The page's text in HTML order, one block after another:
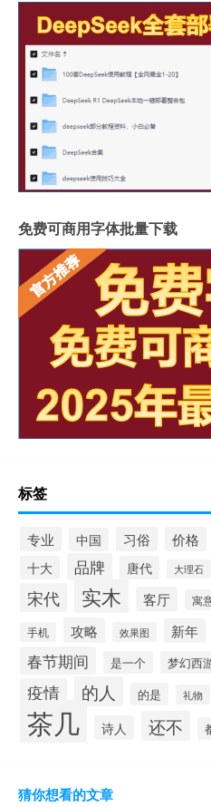
免费可商用字体批量下载
标签
专业 中国 习俗 价格
十大 品牌 唐代 大理石
宋代 实木 客厅 寓
手机 攻略 效果图 新年
春节期间 是一个 梦幻西
疫情 的人 的是 礼物
茶几 诗人 还不
猜你想看的文章